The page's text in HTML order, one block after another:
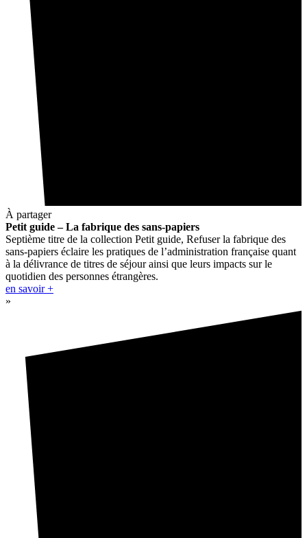
À partager
Petit guide – La fabrique des sans-papiers
Septième titre de la collection Petit guide, Refuser la fabrique des
sans-papiers éclaire les pratiques de l’administration française quant
à la délivrance de titres de séjour ainsi que leurs impacts sur le
quotidien des personnes étrangères.
en savoir +
»